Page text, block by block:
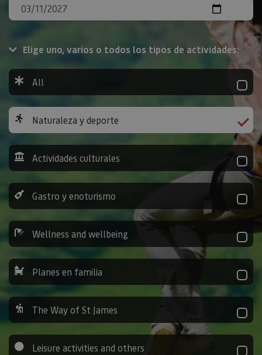
Elige uno, varios o todos los tipos de actividades:
All
Naturaleza y deporte
Actividades culturales
Gastro y enoturismo
Wellness and wellbeing
Planes en familia
The Way of St James
Leisure activities and others